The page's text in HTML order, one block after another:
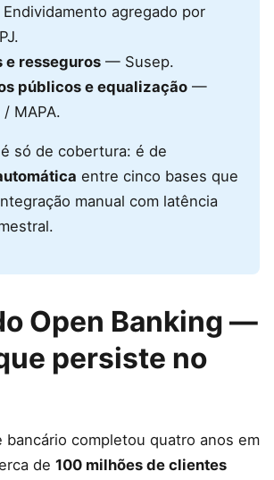
Endividamento agregado por
e resseguros — Susep.
públicos e equalização —
MAPA.
só de cobertura: é de
entre cinco bases que
manual com latência
Open Banking —
persiste no
bancário completou quatro anos em
de 100 milhões de clientes